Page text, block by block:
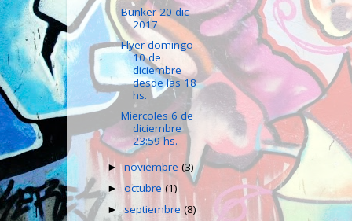
Bunker 20 dic
2017
Flyer domingo
10 de
diciembre
desde las 18
hs.
Miercoles 6 de
diciembre
23:59 hs.
►noviembre(3)
►octubre(1)
►septiembre(8)